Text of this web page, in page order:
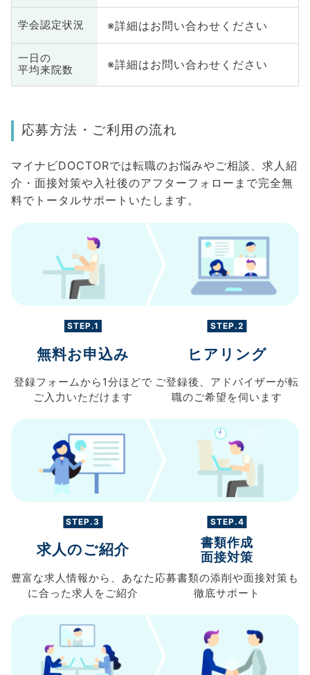
学会認定状況 ※詳細はお問い合わせください
一日の
平均来院数
※詳細はお問い合わせください
応募方法・ご利用の流れ
マイナビDOCTORでは転職のお悩みやご相談、求人紹
介・面接対策や入社後のアフターフォローまで完全無
料でトータルサポートいたします。
STEP.1
無料お申込み
登録フォームから 1分ほどで
ご入力 いただけます
STEP.2
ヒアリング
ご登録後、 アドバイザーが転
職のご希望を伺います
STEP.3
求人のご紹介
豊富な求人情報から、 あなた
に合った求人を ご紹介
STEP.4
書類作成
面接対策
応募書類の添削や面接対策も
徹底サポート